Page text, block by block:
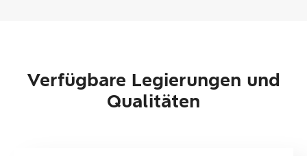
Verfügbare Legierungen und
Qualitäten